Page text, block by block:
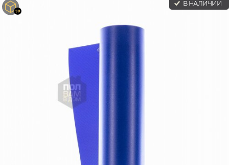
В НАЛИЧИИ